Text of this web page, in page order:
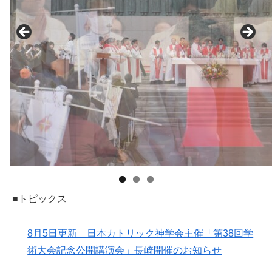
■トピックス
8月5日更新 日本カトリック神学会主催「第38回学
術大会記念公開講演会」長崎開催のお知らせ